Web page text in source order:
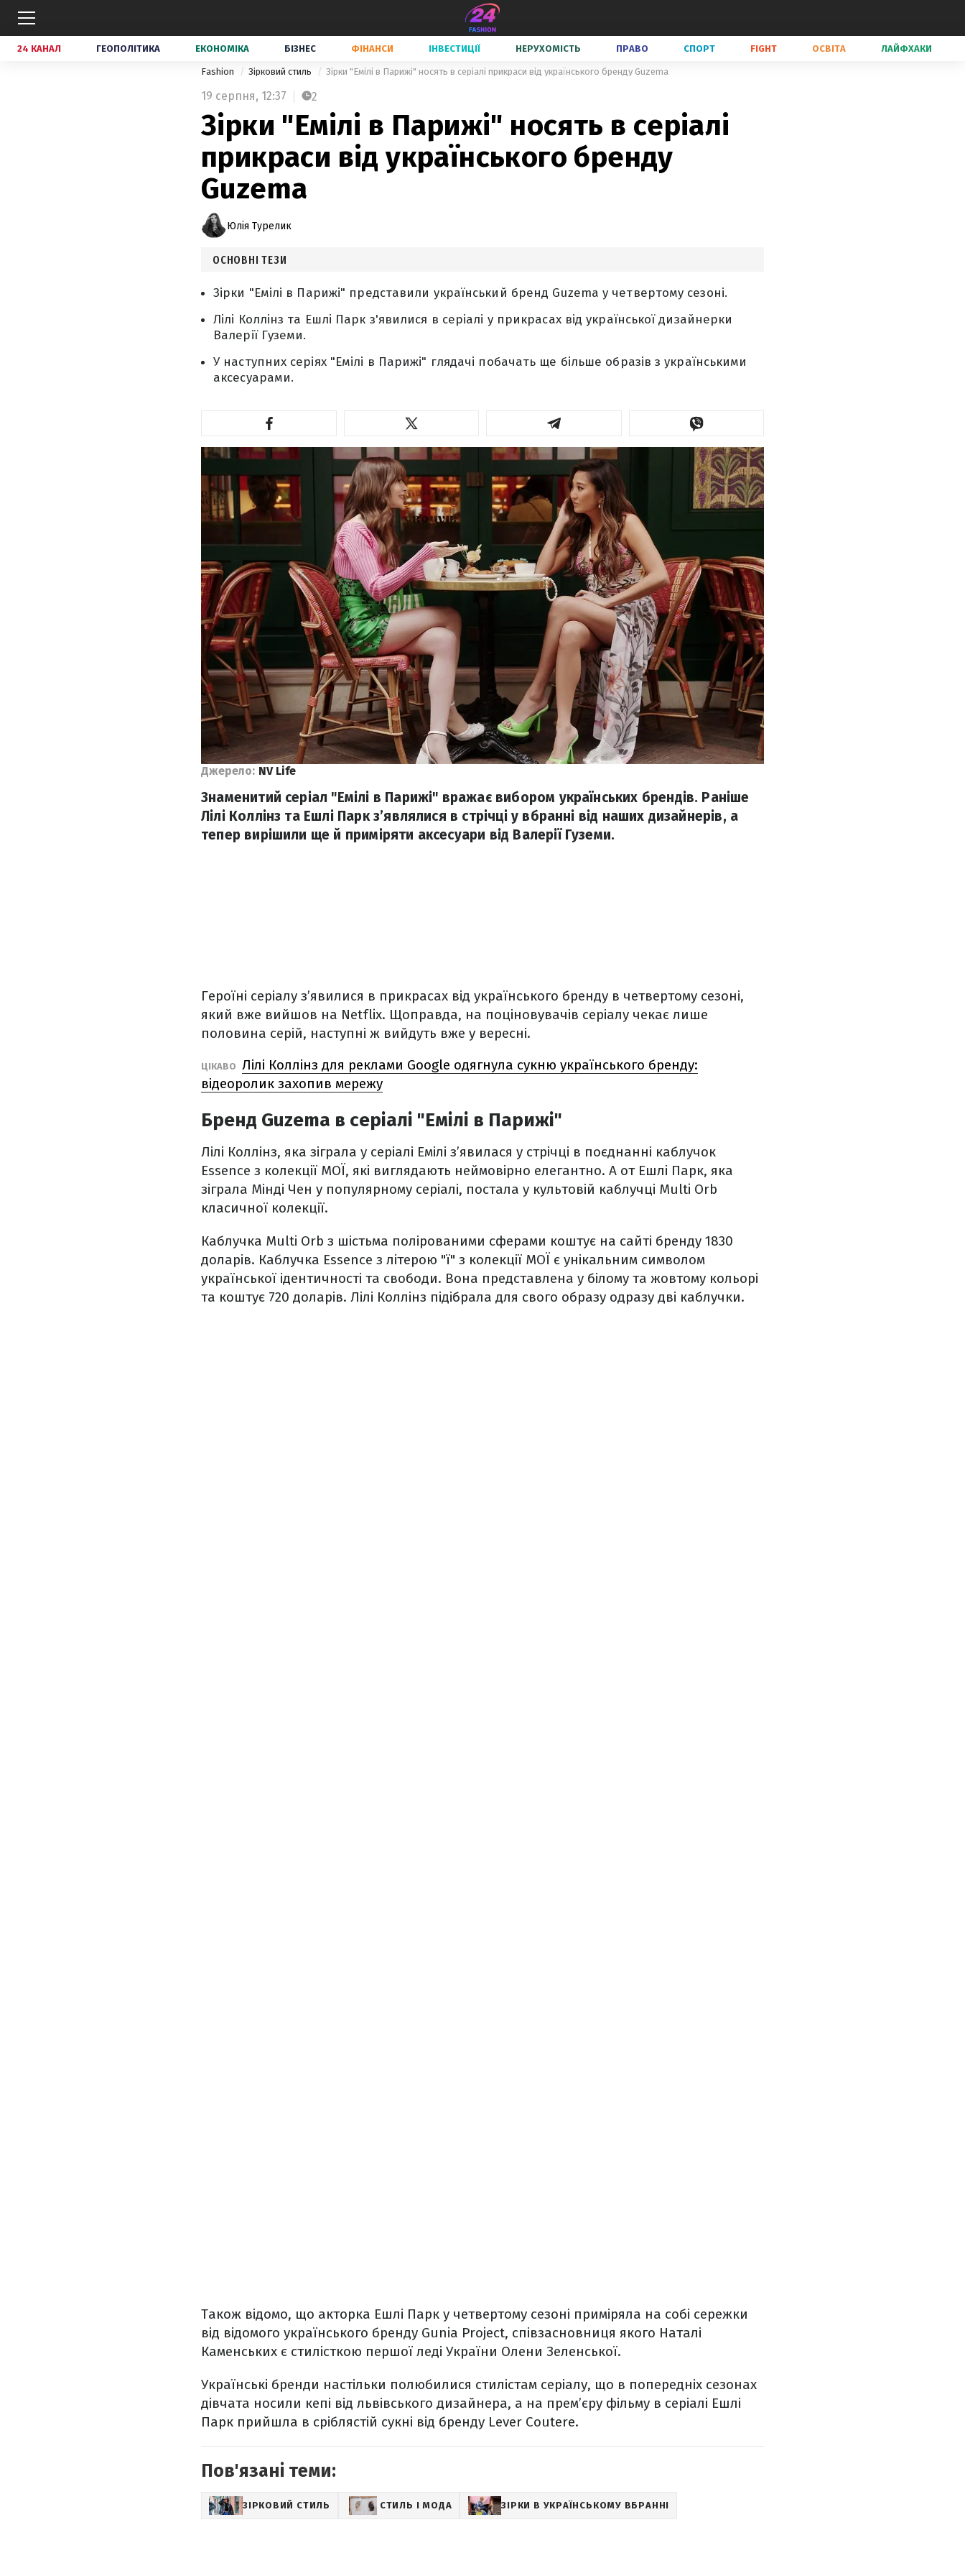
24 КАНАЛ ГЕОПОЛІТИКА ЕКОНОМІКА БІЗНЕС ФІНАНСИ ІНВЕСТИЦІЇ НЕРУХОМІСТЬ ПРАВО СПОРТ FIGHT ОСВІТА ЛАЙФХАКИ
Fashion Зірковий стиль Зірки "Емілі в Парижі" носять в серіалі прикраси від українського бренду Guzema
19 серпня, 12:37 2
Зірки "Емілі в Парижі" носять в серіалі
прикраси від українського бренду
Guzema
Юлія Турелик
ОСНОВНІ ТЕЗИ
Зірки "Емілі в Парижі" представили український бренд Guzema у четвертому сезоні.
Лілі Коллінз та Ешлі Парк з'явилися в серіалі у прикрасах від української дизайнерки
Валерії Гуземи.
У наступних серіях "Емілі в Парижі" глядачі побачать ще більше образів з українськими
аксесуарами.
Джерело: NV Life
Знаменитий серіал "Емілі в Парижі" вражає вибором українських брендів. Раніше
Лілі Коллінз та Ешлі Парк з’являлися в стрічці у вбранні від наших дизайнерів, а
тепер вирішили ще й приміряти аксесуари від Валерії Гуземи.
Героїні серіалу з’явилися в прикрасах від українського бренду в четвертому сезоні,
який вже вийшов на Netflix. Щоправда, на поціновувачів серіалу чекає лише
половина серій, наступні ж вийдуть вже у вересні.
ЦІКАВО Лілі Коллінз для реклами Google одягнула сукню українського бренду:
відеоролик захопив мережу
Бренд Guzema в серіалі "Емілі в Парижі"
Лілі Коллінз, яка зіграла у серіалі Емілі з’явилася у стрічці в поєднанні каблучок
Essence з колекції МОЇ, які виглядають неймовірно елегантно. А от Ешлі Парк, яка
зіграла Мінді Чен у популярному серіалі, постала у культовій каблучці Multi Orb
класичної колекції.
Каблучка Multi Orb з шістьма полірованими сферами коштує на сайті бренду 1830
доларів. Каблучка Essence з літерою "ї" з колекції МОЇ є унікальним символом
української ідентичності та свободи. Вона представлена у білому та жовтому кольорі
та коштує 720 доларів. Лілі Коллінз підібрала для свого образу одразу дві каблучки.
Також відомо, що акторка Ешлі Парк у четвертому сезоні приміряла на собі сережки
від відомого українського бренду Gunia Project, співзасновниця якого Наталі
Каменських є стилісткою першої леді України Олени Зеленської.
Українські бренди настільки полюбилися стилістам серіалу, що в попередніх сезонах
дівчата носили кепі від львівського дизайнера, а на прем’єру фільму в серіалі Ешлі
Парк прийшла в сріблястій сукні від бренду Lever Coutere.
Пов'язані теми:
ЗІРКОВИЙ СТИЛЬ СТИЛЬ І МОДА ЗІРКИ В УКРАЇНСЬКОМУ ВБРАННІ